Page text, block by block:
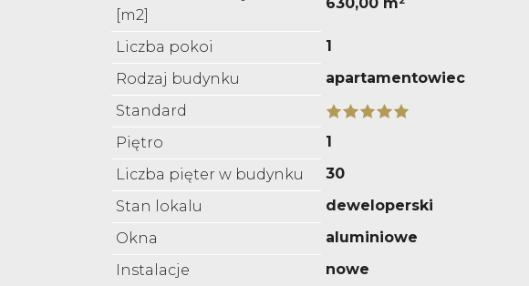
[m2]
Liczba pokoi
1
Rodzaj budynku
apartamentowiec
Standard
Piętro
1
Liczba pięter w budynku
30
Stan lokalu
deweloperski
Okna
aluminiowe
Instalacje
nowe